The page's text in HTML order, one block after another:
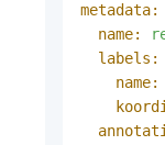
metadata:
name:
labels:
name: